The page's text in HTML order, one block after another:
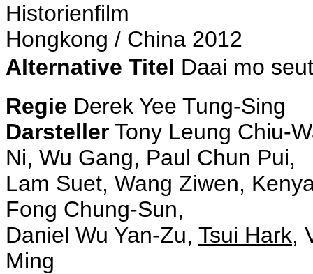
Historienfilm
Hongkong / China 2012
Alternative Titel Daai mo
Regie Derek Yee Tung-Sing
Darsteller Tony Leung Chiu-
Ni, Wu Gang, Paul Chun Pui,
Lam Suet, Wang Ziwen,
Fong Chung-Sun,
Daniel Wu Yan-Zu, Tsui Hark,
Ming